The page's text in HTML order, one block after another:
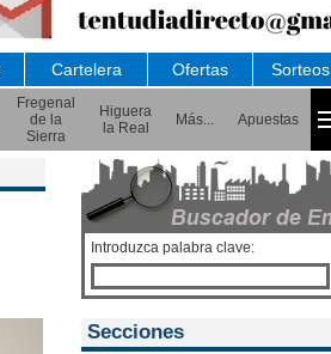
Cartelera Ofertas Sorteos
Fregenal
de la
Sierra
Higuera
la Real
Más... Apuestas
Introduzca palabra clave:
Secciones